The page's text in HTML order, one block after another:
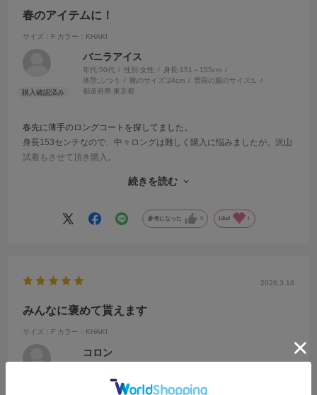
春のアイテムに！
サイズ：F カラー：KHAKI
バニラアイス
年代:50代 性別:女性 身長:151～155cm
体型: ふつう 靴のサイズ:24cm 普段の服のサイズ:L
都道府県:東京都
春先に薄手のロングコートを探してました。
身長153センチなので、中々ロングは難しく購入に悩みましたが、沢山
試着もさせて頂き購入。
試着の結果、1番顔がハッキリとした感じ。
ボタンも華やかさあり。
よそ行きにもカジュアルにも使えます。
続きを読む
参考になった 0 Like! 1
2026.3.18
みんなに褒めて貰えます
サイズ：F カラー：KHAKI
コロン
埼玉県